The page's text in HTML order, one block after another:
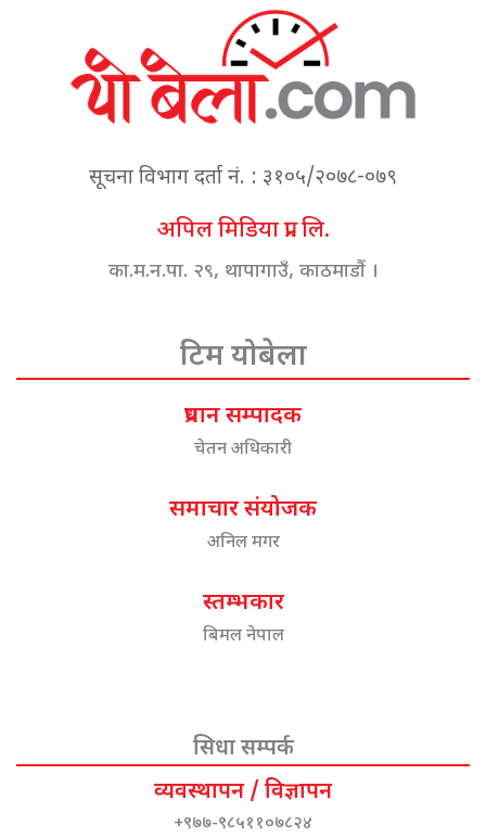
सूचना विभाग दर्ता नं. : ३१०५/२०७८-०७९
अपिल मिडिया प्रा. लि.
का.म.न.पा. २९, थापागाउँ, काठमाडौं ।
टिम योबेला
प्रधान सम्पादक
चेतन अधिकारी
समाचार संयोजक
अनिल मगर
स्तम्भकार
बिमल नेपाल
सिधा सम्पर्क
व्यवस्थापन / विज्ञापन
+९७७-९८५११०७८२४